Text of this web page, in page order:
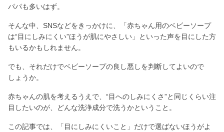
パパも多いはず。
そんな中、SNSなどをきっかけに、「赤ちゃん用のベビーソープ
は“目にしみにくい”ほうが肌にやさしい」といった声を目にした方
もいるかもしれません。
でも、それだけでベビーソープの良し悪しを判断してよいので
しょうか。
赤ちゃんの肌を考えるうえで、“目へのしみにくさ”と同じくらい注
目したいのが、どんな洗浄成分で洗うかということ。
この記事では、「目にしみにくいこと」だけで選ばないほうがよ